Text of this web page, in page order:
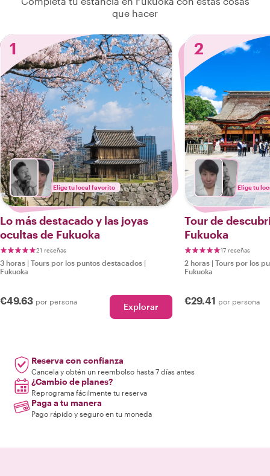
que hacer
1
Elige tu local favorito
Lo más destacado y las joyas
ocultas de Fukuoka
21 reseñas
3 horas | Tours por los puntos destacados |
Fukuoka
€49.63 por persona Explorar
2
Elige tu
Tour de
Fukuoka
17 reseñas
2 horas | Tours por los
Fukuoka
€29.41 por persona
Reserva con confianza
Cancela y obtén un reembolso hasta 7 días antes
¿Cambio de planes?
Reprograma fácilmente tu reserva
Paga a tu manera
Pago rápido y seguro en tu moneda